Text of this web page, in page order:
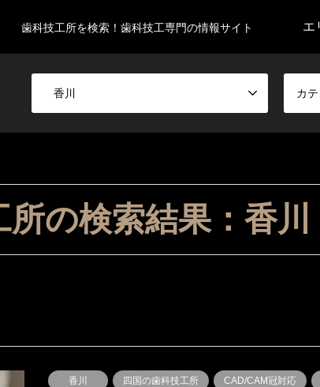
歯科技工所を検索！歯科技工専門の情報サイト エ
香川 カ
の検索結果：香川
香川 四国の歯科技工所 CAD/CAM冠対応